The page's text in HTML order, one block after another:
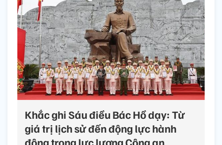
Khắc ghi Sáu điều Bác Hồ dạy: Từ
giá trị lịch sử đến động lực hành
động trong lực lượng Công an